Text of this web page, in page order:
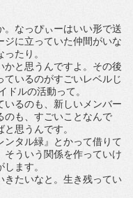
。なっぴぃーはいい形で送
ジに立っていた仲間がいな
たり。
かと思うんですよ。その後
いるのがすごいレベルじ
ドルの活動って。
いるのも、新しいメンバー
のも、すごいことなんで
思うんです。
タル緑』とかって借りて
そういう関係を作っていけ
ます。
きたいなと。生き残ってい